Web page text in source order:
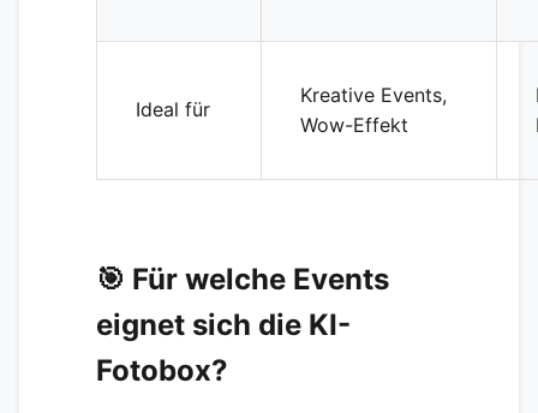
Ideal für
Kreative Events,
Wow-Effekt
🎯 Für welche Events
eignet sich die KI-
Fotobox?